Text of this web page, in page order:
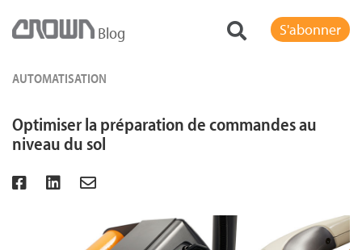
Blog S'abonner
AUTOMATISATION
Optimiser la préparation de commandes au
niveau du sol